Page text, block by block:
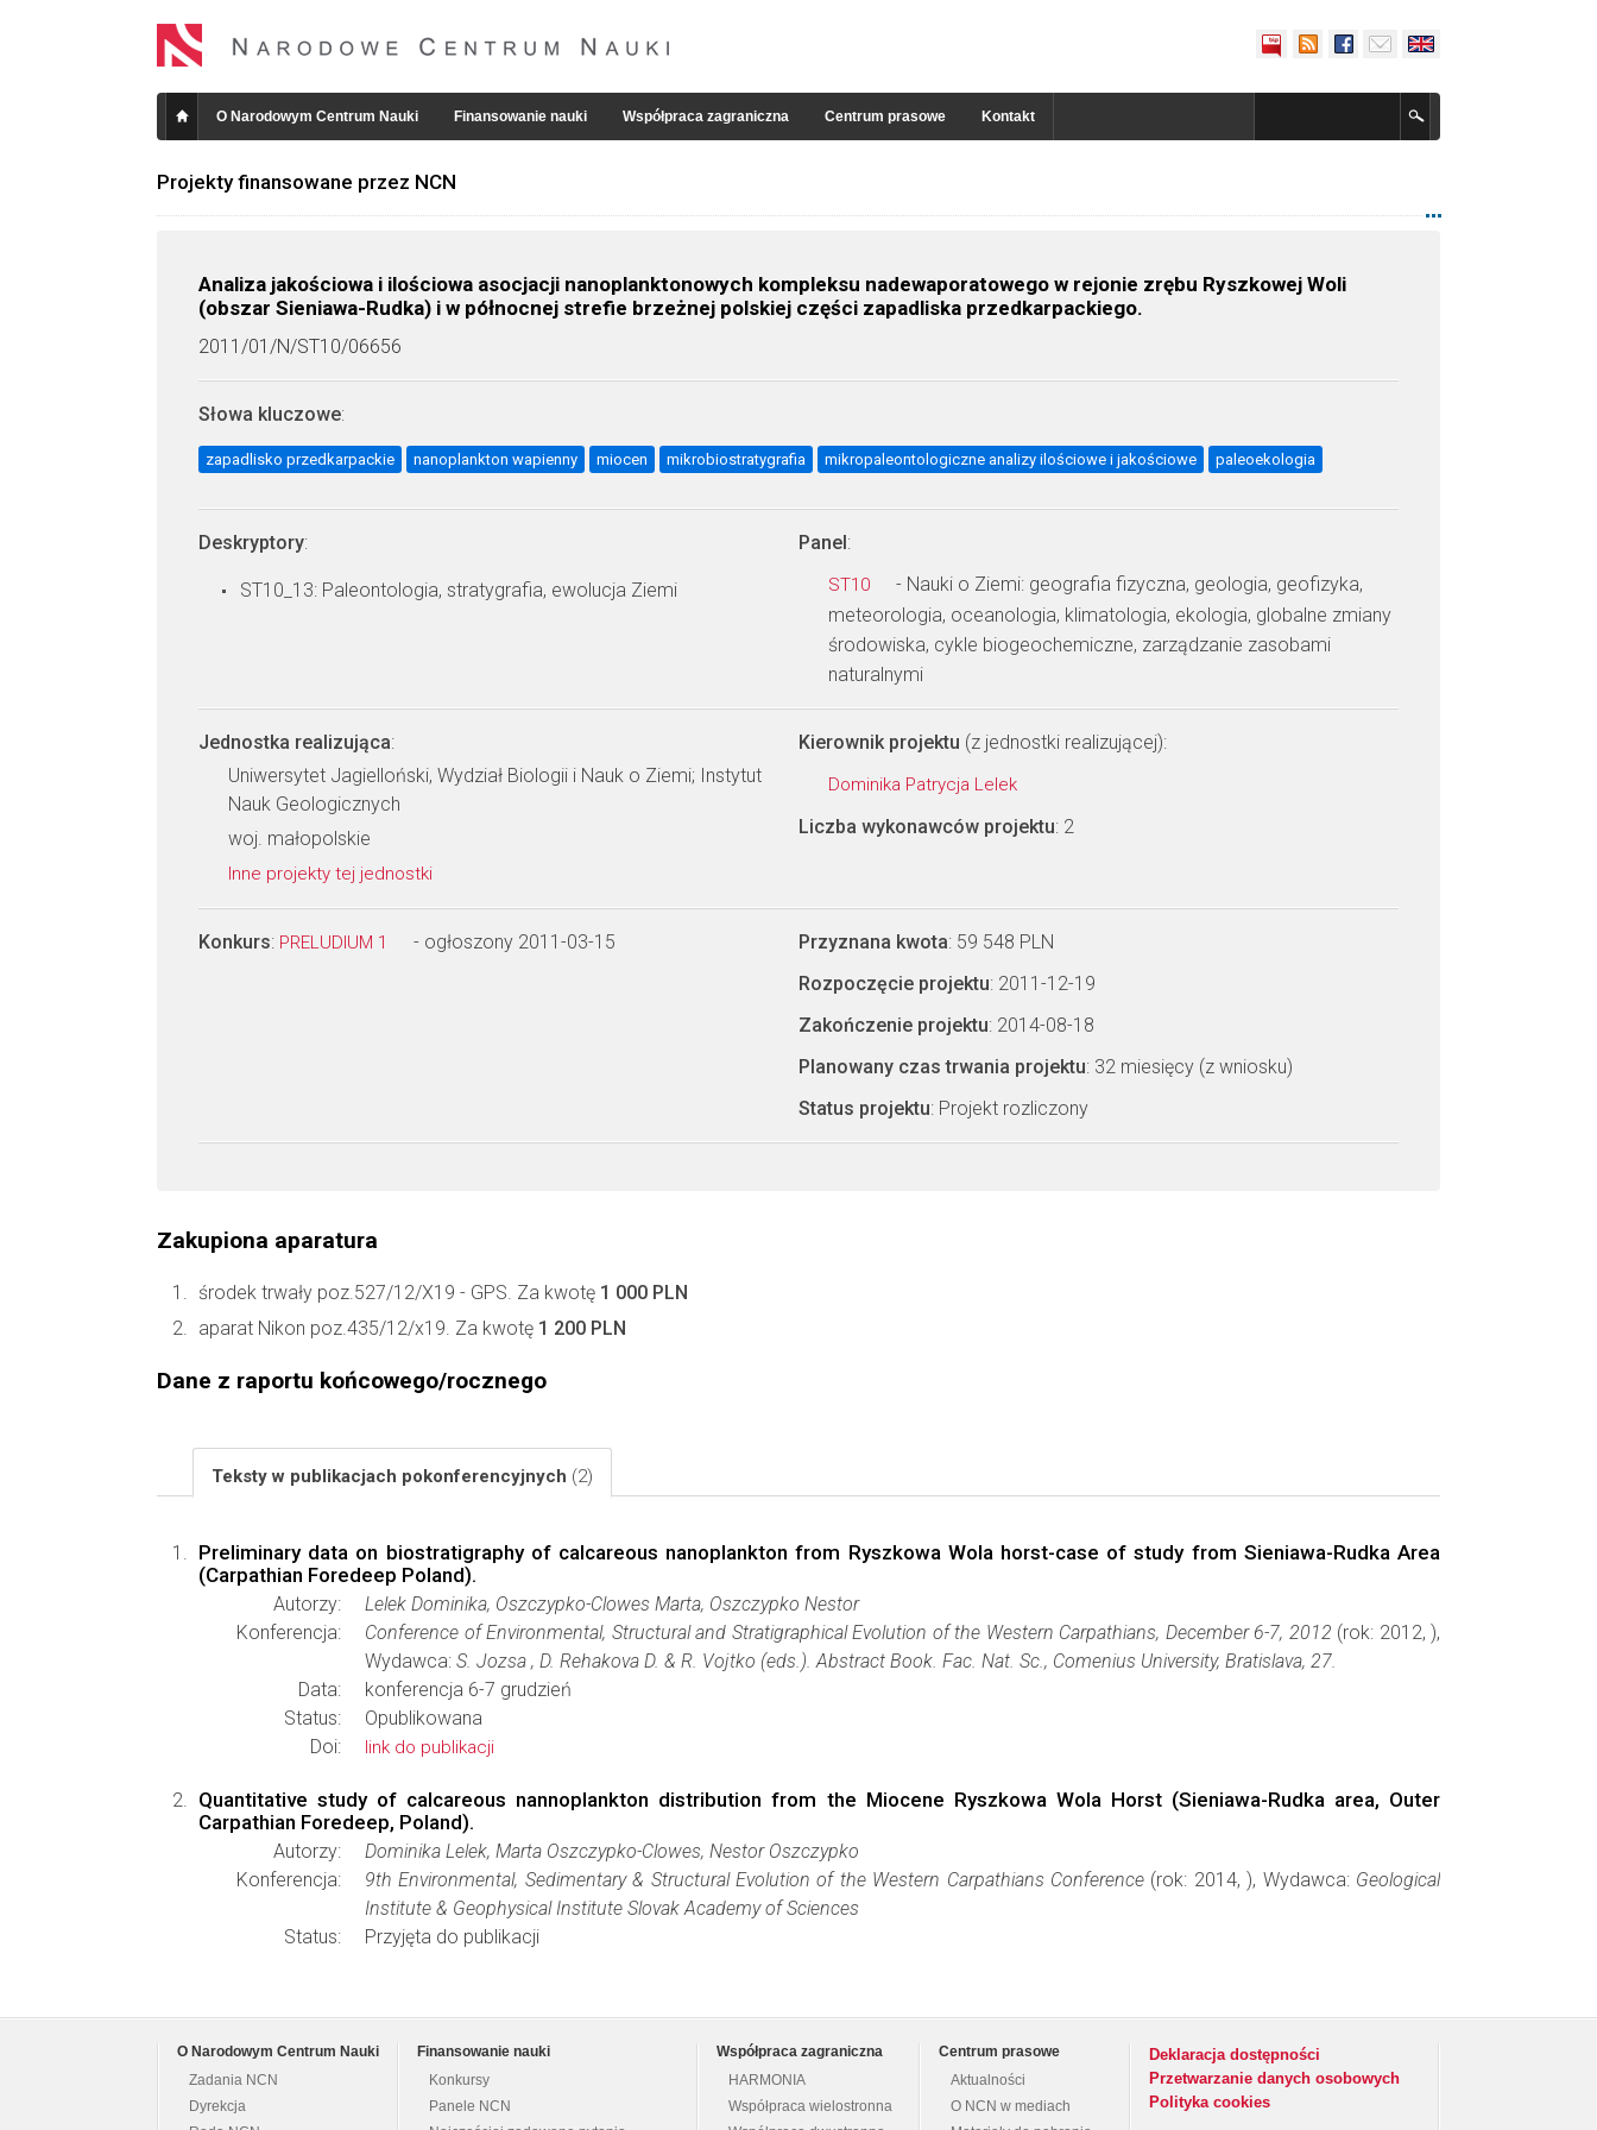
O Narodowym Centrum Nauki Finansowanie nauki Współpraca zagraniczna Centrum prasowe Kontakt
Projekty finansowane przez NCN
Analiza jakościowa i ilościowa asocjacji nanoplanktonowych kompleksu nadewaporatowego w rejonie zrębu Ryszkowej Woli
(obszar Sieniawa-Rudka) i w północnej strefie brzeżnej polskiej części zapadliska przedkarpackiego.
2011/01/N/ST10/06656
Słowa kluczowe:
zapadlisko przedkarpackie nanoplankton wapienny miocen mikrobiostratygrafia mikropaleontologiczne analizy ilościowe i jakościowe paleoekologia
Deskryptory:
ST10_13: Paleontologia, stratygrafia, ewolucja Ziemi
Panel:
ST10
- Nauki o Ziemi: geografia fizyczna, geologia, geofizyka,
meteorologia, oceanologia, klimatologia, ekologia, globalne zmiany
środowiska, cykle biogeochemiczne, zarządzanie zasobami
naturalnymi
Jednostka realizująca:
Uniwersytet Jagielloński, Wydział Biologii i Nauk o Ziemi; Instytut
Nauk Geologicznych
woj. małopolskie
Inne projekty tej jednostki
Kierownik projektu (z jednostki realizującej):
Dominika Patrycja Lelek
Liczba wykonawców projektu: 2
Konkurs: PRELUDIUM 1 - ogłoszony 2011-03-15 Przyznana kwota: 59 548 PLN
Rozpoczęcie projektu: 2011-12-19
Zakończenie projektu: 2014-08-18
Planowany czas trwania projektu: 32 miesięcy (z wniosku)
Status projektu: Projekt rozliczony
Zakupiona aparatura
środek trwały poz.527/12/X19 - GPS. Za kwotę 1 000 PLN
aparat Nikon poz.435/12/x19. Za kwotę 1 200 PLN
Dane z raportu końcowego/rocznego
Teksty w publikacjach pokonferencyjnych (2)
Preliminary data on biostratigraphy of calcareous nanoplankton from Ryszkowa Wola horst-case of study from Sieniawa-Rudka Area
(Carpathian Foredeep Poland).
Autorzy:
Lelek Dominika, Oszczypko-Clowes Marta, Oszczypko Nestor
Konferencja:
Conference of Environmental, Structural and Stratigraphical Evolution of the Western Carpathians, December 6-7, 2012 (rok: 2012, ),
Wydawca: S. Jozsa , D. Rehakova D. & R. Vojtko (eds.). Abstract Book. Fac. Nat. Sc., Comenius University, Bratislava, 27.
Data:
konferencja 6-7 grudzień
Status:
Opublikowana
Doi:
link do publikacji
Quantitative study of calcareous nannoplankton distribution from the Miocene Ryszkowa Wola Horst (Sieniawa-Rudka area, Outer
Carpathian Foredeep, Poland).
Autorzy:
Dominika Lelek, Marta Oszczypko-Clowes, Nestor Oszczypko
Konferencja:
9th Environmental, Sedimentary & Structural Evolution of the Western Carpathians Conference (rok: 2014, ), Wydawca: Geological
Institute & Geophysical Institute Slovak Academy of Sciences
Status:
Przyjęta do publikacji
O Narodowym Centrum Nauki
Zadania NCN
Dyrekcja
Finansowanie nauki
Konkursy
Panele NCN
Współpraca zagraniczna
HARMONIA
Współpraca wielostronna
Centrum prasowe
Aktualności
O NCN w mediach
Deklaracja dostępności
Przetwarzanie danych osobowych
Polityka cookies